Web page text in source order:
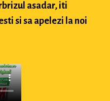
asadar, iti
si sa apelezi la noi